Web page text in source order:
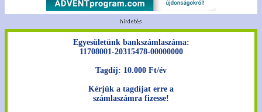
Egyesületünk bankszámlaszáma:
11708001-20315478-00000000
Tagdíj: 10.000 Ft/év
Kérjük a tagdíjat erre a
számlaszámra fizesse!